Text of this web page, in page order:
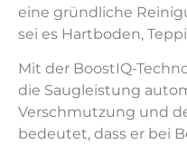
eine gründliche
sei es Hartboden,
Mit der BoostIQ-
die Saugleistung
Verschmutzung und
bedeutet, dass er bei